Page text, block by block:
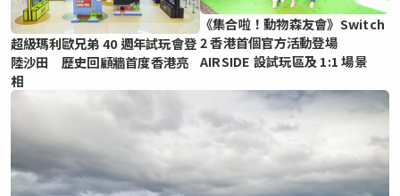
超級瑪利歐兄弟 40 週年試玩會登
陸沙田 歷史回顧牆首度香港亮
相
《集合啦！動物森友會》Switch
2 香港首個官方活動登場
AIRSIDE 設試玩區及 1:1 場景